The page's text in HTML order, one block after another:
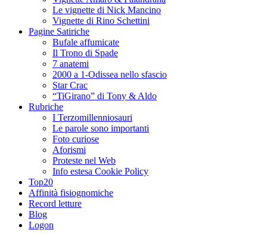
Le vignette di Nick Mancino
Vignette di Rino Schettini
Pagine Satiriche
Bufale affumicate
Il Trono di Spade
7 anatemi
2000 a 1-Odissea nello sfascio
Star Crac
“TiGirano” di Tony & Aldo
Rubriche
I Terzomillenniosauri
Le parole sono importanti
Foto curiose
Aforismi
Proteste nel Web
Info estesa Cookie Policy
Top20
Affinità fisiognomiche
Record letture
Blog
Logon